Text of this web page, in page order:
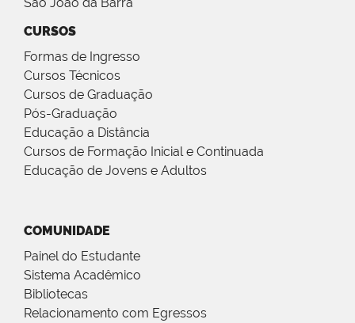
CURSOS
Formas de Ingresso
Cursos Técnicos
Cursos de Graduação
Pós-Graduação
Educação a Distância
Cursos de Formação Inicial e Continuada
Educação de Jovens e Adultos
COMUNIDADE
Painel do Estudante
Sistema Acadêmico
Bibliotecas
Relacionamento com Egressos